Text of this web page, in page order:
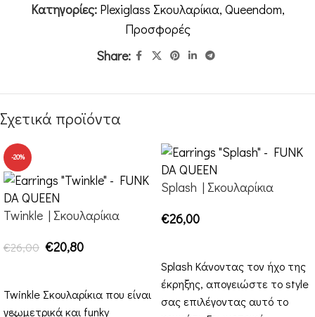
Κατηγορίες: Plexiglass Σκουλαρίκια, Queendom,
Προσφορές
Share:
Σχετικά προϊόντα
-20%
Twinkle | Σκουλαρίκια
€26,00 €20,80
Twinkle Σκουλαρίκια που είναι
γεωμετρικά και funky
Splash | Σκουλαρίκια
€26,00
Splash Κάνοντας τον ήχο της
έκρηξης, απογειώστε το style
σας επιλέγοντας αυτό το